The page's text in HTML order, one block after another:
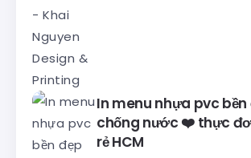
In menu nhựa pvc
chống nước ❤️ thực
rẻ HCM